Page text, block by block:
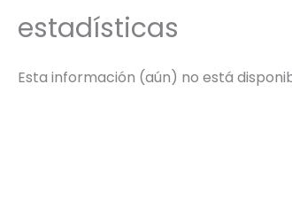
estadísticas
Esta información (aún) no está